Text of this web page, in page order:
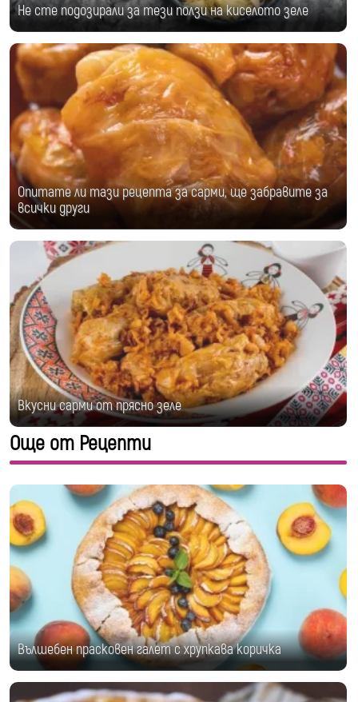
Не сте подозирали за тези ползи на киселото зеле
Опитате ли тази рецепта за сарми, ще забравите за
всички други
Вкусни сарми от прясно зеле
Още от Рецепти
Вълшебен прасковен галет с хрупкава коричка